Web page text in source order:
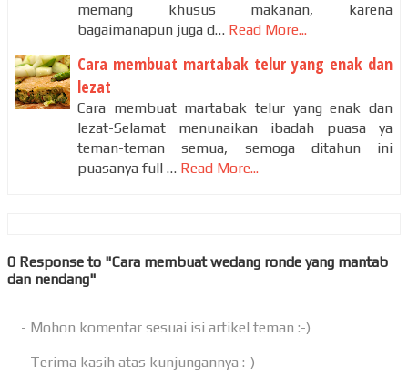
memang khusus makanan, karena
bagaimanapun juga d… Read More...
Cara membuat martabak telur yang enak dan
lezat
Cara membuat martabak telur yang enak dan
lezat-Selamat menunaikan ibadah puasa ya
teman-teman semua, semoga ditahun ini
puasanya full … Read More...
0 Response to "Cara membuat wedang ronde yang mantab
dan nendang"
- Mohon komentar sesuai isi artikel teman :-)
- Terima kasih atas kunjungannya :-)